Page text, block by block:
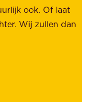
ook. Of laat
Wij zullen dan